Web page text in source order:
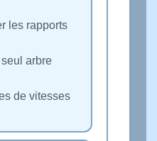
les rapports
arbre
de vitesses